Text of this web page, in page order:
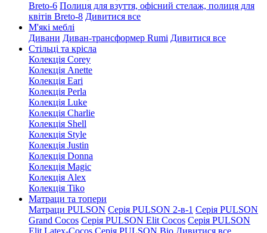
Breto-6 Полиця для взуття, офісний стелаж, полиця для
квітів Breto-8 Дивитися все
М'які меблі
Дивани Диван-трансформер Rumi Дивитися все
Стільці та крісла
Колекція Corey
Колекція Anette
Колекція Eari
Колекція Perla
Колекція Luke
Колекція Charlie
Колекція Shell
Колекція Style
Колекція Justin
Колекція Donna
Колекція Magic
Колекція Alex
Колекція Tiko
Матраци та топери
Матраци PULSON Серія PULSON 2-в-1 Серія PULSON
Grand Cocos Серія PULSON Elit Cocos Серія PULSON
Elit Latex-Cocos Серія PULSON Bio Дивитися все